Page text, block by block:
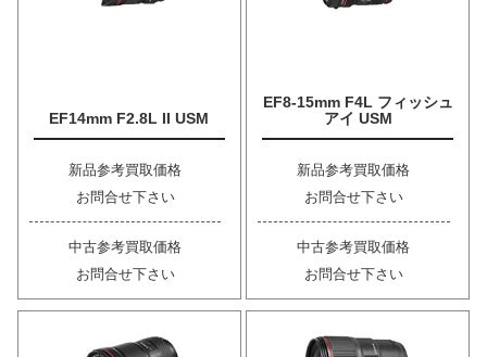
EF14mm F2.8L II USM
新品参考買取価格
お問合せ下さい
中古参考買取価格
お問合せ下さい
EF8-15mm F4L フィッシュ
アイ USM
新品参考買取価格
お問合せ下さい
中古参考買取価格
お問合せ下さい